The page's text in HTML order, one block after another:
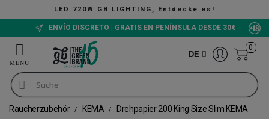
LED 720W GB LIGHTING, Entdecke es!
ENVÍO DISCRETO | GRATIS EN PENÍNSULA DESDE 30€
DE
0
Raucherzubehör KEMA Drehpapier 200 King Size Slim KEMA